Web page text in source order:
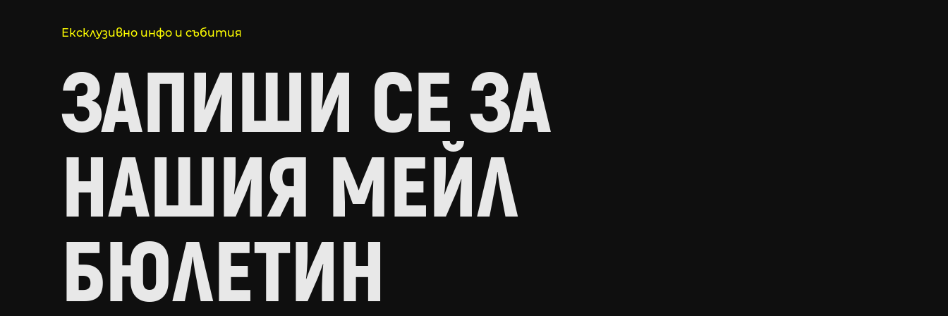
Ексклузивно инфо и събития
ЗАПИШИ СЕ ЗА
НАШИЯ МЕЙЛ
БЮЛЕТИН